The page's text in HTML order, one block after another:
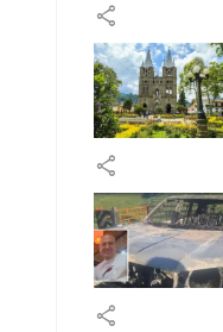
share
share
share